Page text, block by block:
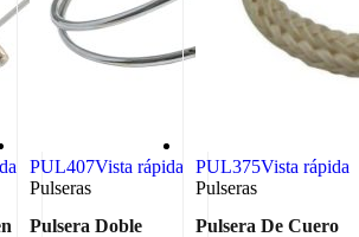
PUL407Vista rápida
Pulseras
Pulsera Doble
PUL375Vista rápida
Pulseras
Pulsera De Cuero